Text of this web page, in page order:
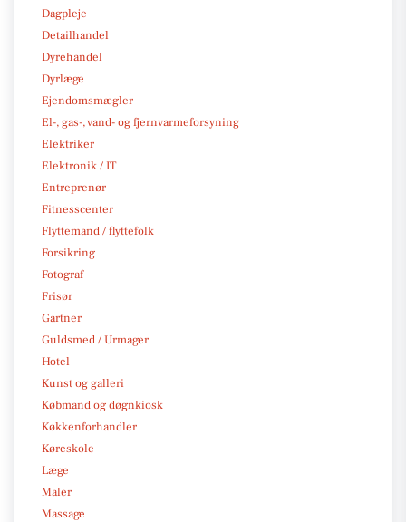
Dagpleje
Detailhandel
Dyrehandel
Dyrlæge
Ejendomsmægler
El-, gas-, vand- og fjernvarmeforsyning
Elektriker
Elektronik / IT
Entreprenør
Fitnesscenter
Flyttemand / flyttefolk
Forsikring
Fotograf
Frisør
Gartner
Guldsmed / Urmager
Hotel
Kunst og galleri
Købmand og døgnkiosk
Køkkenforhandler
Køreskole
Læge
Maler
Massage